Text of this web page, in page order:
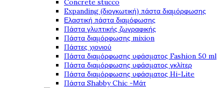
Concrete stucco
Expanding (διογκωτική) πάστα διαμόρφωσης
Ελαστική πάστα διαμόφωσης
Πάστα γλυπτικής ζωγραφικής
Πάστα διαμόρφωσης mixion
Πάστες χιονιού
Πάστα διαμόρφωσης υφάσματος Fashion 50 ml
Πάστα διαμόρφωσης υφάσματος γκλίτερ
Πάστα διαμόρφωσης υφάσματος Hi-Lite
Πάστα Shabby Chic -Μάτ